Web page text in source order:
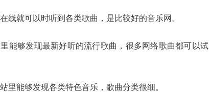
线就可以时听到各类歌曲，是比较好的音乐网。
能够发现最新好听的流行歌曲，很多网络歌曲都可以试
里能够发现各类特色音乐，歌曲分类很细。